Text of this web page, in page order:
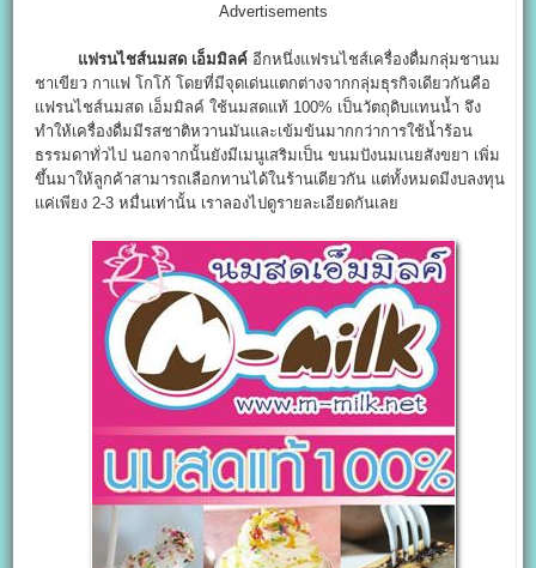
Advertisements
แฟรนไชส์นมสด เอ็มมิลค์ อีกหนึ่งแฟรนไชส์เครื่องดื่มกลุ่มชานม
ชาเขียว กาแฟ โกโก้ โดยที่มีจุดเด่นแตกต่างจากกลุ่มธุรกิจเดียวกันคือ
แฟรนไชส์นมสด เอ็มมิลค์ ใช้นมสดแท้ 100% เป็นวัตถุดิบแทนน้ำ จึง
ทำให้เครื่องดื่มมีรสชาติหวานมันและเข้มข้นมากกว่าการใช้น้ำร้อน
ธรรมดาทั่วไป นอกจากนั้นยังมีเมนูเสริมเป็น ขนมปังนมเนยสังขยา เพิ่ม
ขึ้นมาให้ลูกค้าสามารถเลือกทานได้ในร้านเดียวกัน แต่ทั้งหมดมีงบลงทุน
แค่เพียง 2-3 หมื่นเท่านั้น เราลองไปดูรายละเอียดกันเลย